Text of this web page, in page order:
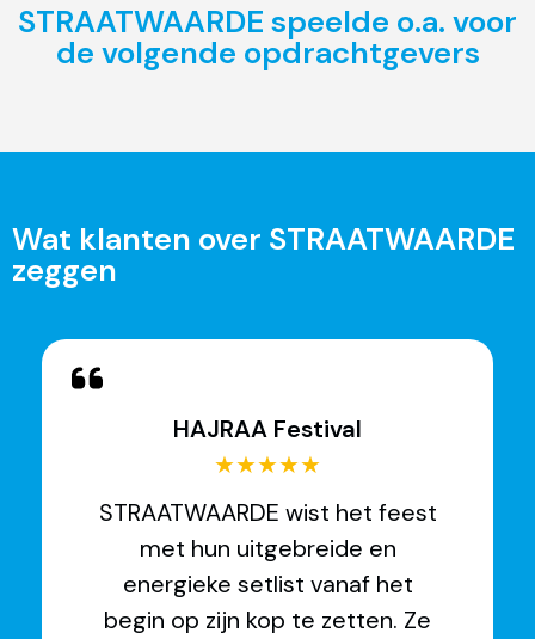
STRAATWAARDE speelde o.a. voor
de volgende opdrachtgevers
Wat klanten over STRAATWAARDE
zeggen
HAJRAA Festival
★★★★★
STRAATWAARDE wist het feest
met hun uitgebreide en
energieke setlist vanaf het
begin op zijn kop te zetten. Ze